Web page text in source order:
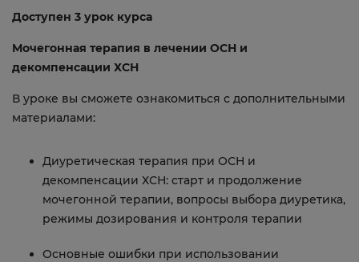
Доступен 3 урок курса
Мочегонная терапия в лечении ОСН и
декомпенсации ХСН
В уроке вы сможете ознакомиться с дополнительными
материалами:
Диуретическая терапия при ОСН и
декомпенсации ХСН: старт и продолжение
мочегонной терапии, вопросы выбора диуретика,
режимы дозирования и контроля терапии
Основные ошибки при использовании